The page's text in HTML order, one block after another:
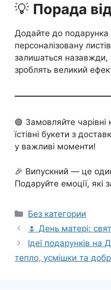
💡 Порада
Додайте до
персоналізовану
залишаться назавжди,
зроблять великий
🟢 Замовляйте чарівні
їстівні букети з
у важливі моменти!
🎉 Випускний — це
Подаруйте емоції, які
Категорії
Без категории
🌷 День матері:
Ідеї подарунків на
тепло, усмішки та